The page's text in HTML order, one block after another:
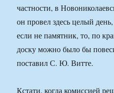
частности, в
он провел здесь целый
если не памятник, то, по
доску можно было бы
поставил С. Ю. Витте.
Кстати, когда комиссией